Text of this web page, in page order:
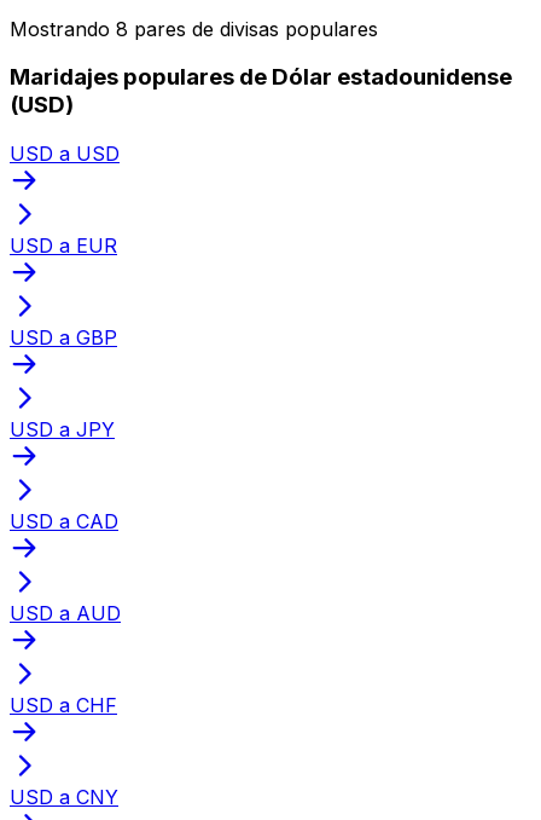
Mostrando 8 pares de divisas populares
Maridajes populares de Dólar estadounidense
(USD)
USD a USD
USD a EUR
USD a GBP
USD a JPY
USD a CAD
USD a AUD
USD a CHF
USD a CNY